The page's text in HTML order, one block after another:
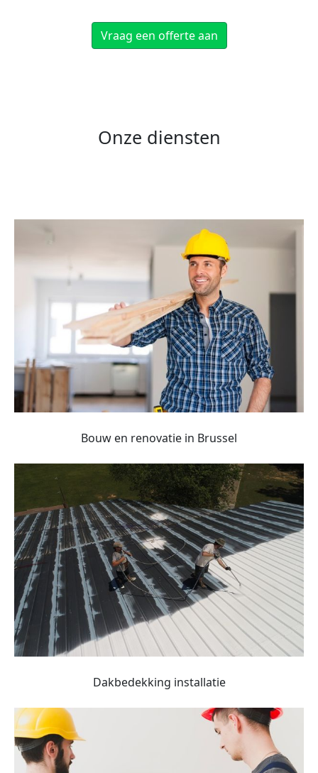
Vraag een offerte aan
Onze diensten
Bouw en renovatie in Brussel
Dakbedekking installatie